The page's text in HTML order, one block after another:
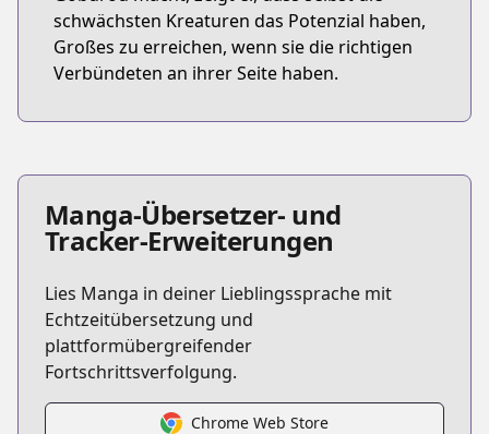
schwächsten Kreaturen das Potenzial haben,
Großes zu erreichen, wenn sie die richtigen
Verbündeten an ihrer Seite haben.
Manga-Übersetzer- und
Tracker-Erweiterungen
Lies Manga in deiner Lieblingssprache mit
Echtzeitübersetzung und
plattformübergreifender
Fortschrittsverfolgung.
Chrome Web Store